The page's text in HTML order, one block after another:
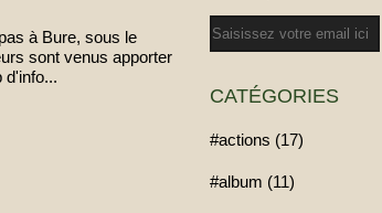
à Bure, sous le
sont venus apporter
d'info...
Email
CATÉGORIES
#actions (17)
#album (11)